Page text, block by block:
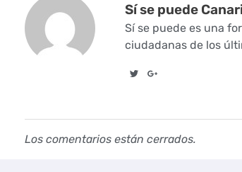
i
s
e
Sí se puede
Sí se puede es una
ciudadanas de los
Los comentarios están cerrados.